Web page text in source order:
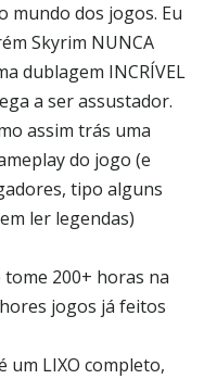
mundo dos jogos. Eu
Skyrim NUNCA
dublagem INCRÍVEL
a ser assustador.
assim trás uma
do jogo (e
tipo alguns
ler legendas)
tome 200+ horas na
jogos já feitos
um LIXO completo,